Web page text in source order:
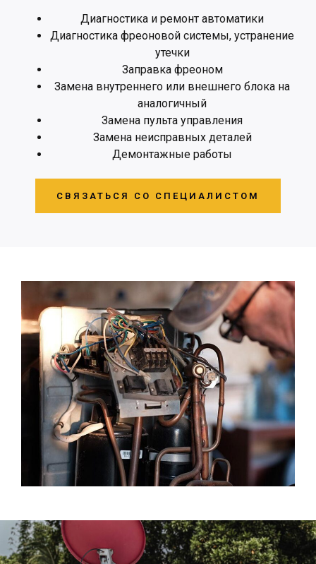
Диагностика и ремонт автоматики
Диагностика фреоновой системы, устранение
утечки
Заправка фреоном
Замена внутреннего или внешнего блока на
аналогичный
Замена пульта управления
Замена неисправных деталей
Демонтажные работы
СВЯЗАТЬСЯ СО СПЕЦИАЛИСТОМ